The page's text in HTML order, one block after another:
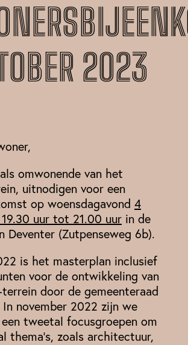
2023
omwonende van het
uitnodigen voor een
op woensdagavond 4
uur tot 21.00 uur in de
Deventer (Zutpenseweg 6b).
is het masterplan inclusief
voor de ontwikkeling van
door de gemeenteraad
november 2022 zijn we
tweetal focusgroepen om
thema’s, zoals architectuur,